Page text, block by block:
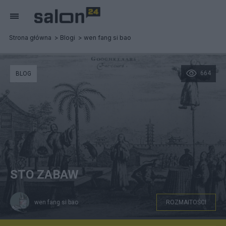
Strona główna Blogi wen fang si bao
664
BLOG
STO ZABAW
wen fang si bao ROZMAITOŚCI